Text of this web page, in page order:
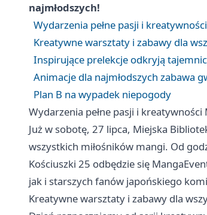
najmłodszych!
Wydarzenia pełne pasji i
Kreatywne warsztaty i zabawy dla
Inspirujące prelekcje odkryją
Animacje dla najmłodszych zabawa
Plan B na wypadek niepogody
Wydarzenia pełne pasji i
Już w sobotę, 27 lipca, Miejska
wszystkich miłośników mangi. Od
Kościuszki 25 odbędzie się
jak i starszych fanów japońskiego
Kreatywne warsztaty i zabawy dla